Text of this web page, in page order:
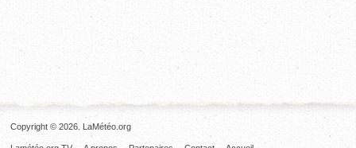
Copyright © 2026. LaMétéo.org